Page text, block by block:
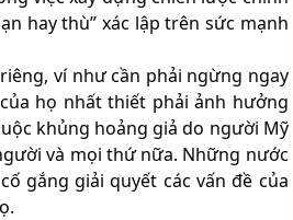
hay thù” xác lập trên sức mạnh
ví như cần phải ngừng ngay
họ nhất thiết phải ảnh hưởng
khủng hoảng giả do người Mỹ
và mọi thứ nữa. Những nước
gắng giải quyết các vấn đề của